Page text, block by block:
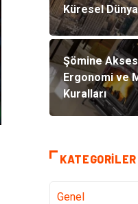
Küresel
Şömine
Ergonomi ve
Kuralları
KATEGORILER
Genel